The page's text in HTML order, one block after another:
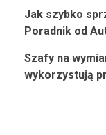
Jak szybko
Poradnik od
Szafy na
wykorzystują